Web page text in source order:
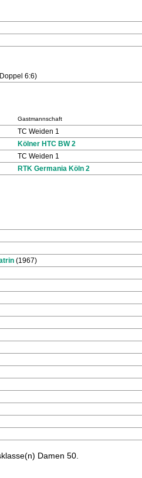
6:6)
Gastmannschaft
TC Weiden 1
Kölner HTC BW 2
TC Weiden 1
RTK Germania Köln 2
(1967)
Damen 50.